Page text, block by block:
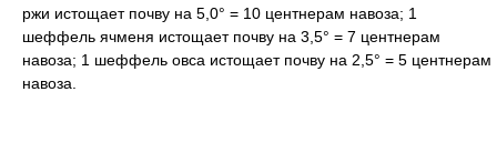
ржи истощает почву на 5,0° = 10 центнерам навоза; 1
шеффель ячменя истощает почву на 3,5° = 7 центнерам
навоза; 1 шеффель овса истощает почву на 2,5° = 5 центнерам
навоза.